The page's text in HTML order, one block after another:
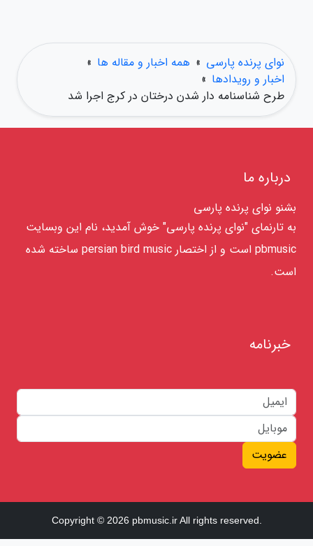
نوای پرنده پارسی » همه اخبار و مقاله ها »
اخبار و رویدادها »
طرح شناسنامه دار شدن درختان در کرج اجرا شد
درباره ما
بشنو نوای پرنده پارسی
به تارنمای "نوای پرنده پارسی" خوش آمدید، نام این وبسایت
pbmusic است و از اختصار persian bird music ساخته شده
است.
خبرنامه
عضویت
Copyright © 2026 pbmusic.ir All rights reserved.